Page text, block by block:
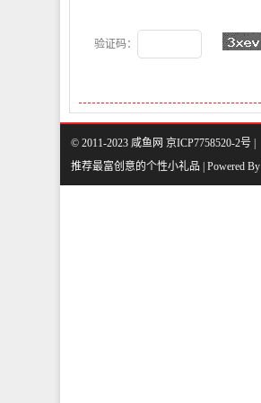
验证码：
© 2011-2023 咸鱼网 京ICP7758520-2号 |
推荐最富创意的个性小礼品 | Powered By